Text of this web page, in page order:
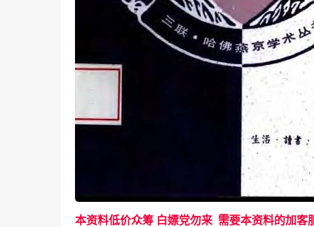
本资料低价众筹 白嫖党勿来 需要本资料的加客